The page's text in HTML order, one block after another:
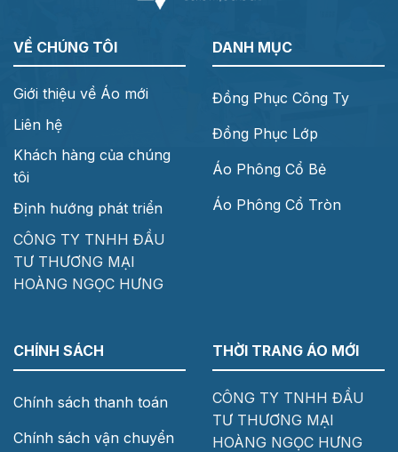
VỀ CHÚNG TÔI
Giới thiệu về Áo mới
Liên hệ
Khách hàng của chúng
tôi
Định hướng phát triển
CÔNG TY TNHH ĐẦU
TƯ THƯƠNG MẠI
HOÀNG NGỌC HƯNG
DANH MỤC
Đồng Phục Công Ty
Đồng Phục Lớp
Áo Phông Cổ Bẻ
Áo Phông Cổ Tròn
CHÍNH SÁCH
Chính sách thanh toán
Chính sách vận chuyển
THỜI TRANG ÁO MỚI
CÔNG TY TNHH ĐẦU
TƯ THƯƠNG MẠI
HOÀNG NGỌC HƯNG